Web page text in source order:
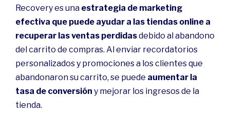
Recovery es una estrategia de marketing
efectiva que puede ayudar a las tiendas online a
recuperar las ventas perdidasdebido al abandono
del carrito de compras. Al enviar recordatorios
personalizados y promociones a los clientes que
abandonaron su carrito, se puede aumentar la
tasa de conversión y mejorar los ingresos de la
tienda.